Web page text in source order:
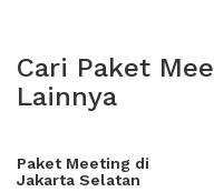
Cari Paket
Lainnya
Paket Meeting di
Jakarta Selatan